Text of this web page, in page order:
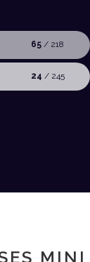
65 / 218
24 / 245
MINI